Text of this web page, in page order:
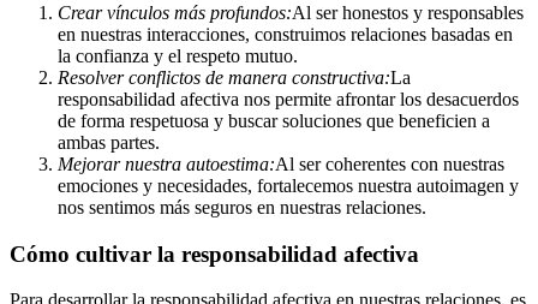
Crear vínculos más profundos:Al ser honestos y responsables
en nuestras interacciones, construimos relaciones basadas en
la confianza y el respeto mutuo.
Resolver conflictos de manera constructiva:La
responsabilidad afectiva nos permite afrontar los desacuerdos
de forma respetuosa y buscar soluciones que beneficien a
ambas partes.
Mejorar nuestra autoestima:Al ser coherentes con nuestras
emociones y necesidades, fortalecemos nuestra autoimagen y
nos sentimos más seguros en nuestras relaciones.
Cómo cultivar la responsabilidad afectiva